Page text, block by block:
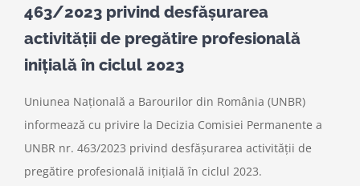
463/2023 privind desfășurarea
activității de pregătire profesională
inițială în ciclul 2023
Uniunea Națională a Barourilor din România (UNBR)
informează cu privire la Decizia Comisiei Permanente a
UNBR nr. 463/2023 privind desfășurarea activității de
pregătire profesională inițială în ciclul 2023.